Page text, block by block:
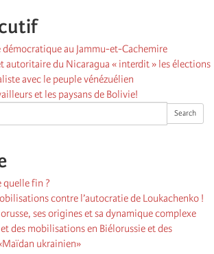
Search
quelle fin ?
contre l’autocratie de Loukachenko !
ses origines et sa dynamique complexe
des mobilisations en Biélorussie et des
ukrainien»
au Jammu-et-Cachemire
autoritaire du Nicaragua « interdit » les élections
avec le peuple vénézuélien
et les paysans de Bolivie!